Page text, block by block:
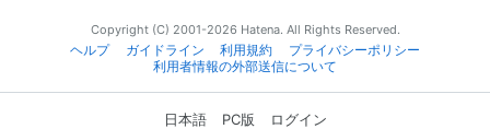
Copyright (C) 2001-2026 Hatena. All Rights Reserved.
ヘルプ
ガイドライン 利用規約
プライバシーポリシー
利用者情報の外部送信について
日本語 PC版 ログイン